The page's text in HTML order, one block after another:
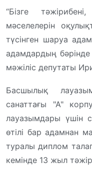
“Бізге
мәселелерін
түсінген шаруа
адамдардың
мәжіліс депутаты
Басшылық
санаттағы "А"
лауазымдары үшін
өтілі бар адамнан
туралы диплом
кемінде 13 жыл